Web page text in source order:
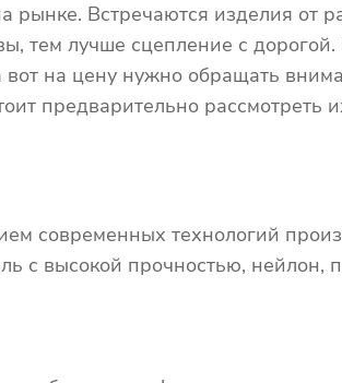
рынке. Встречаются изделия от
тем лучше сцепление с
вот на цену нужно обращать
предварительно рассмотреть
современных технологий
с высокой прочностью, нейлон,